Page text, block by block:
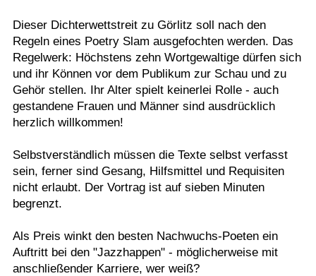
Dieser Dichterwettstreit zu Görlitz soll nach den
Regeln eines Poetry Slam ausgefochten werden. Das
Regelwerk: Höchstens zehn Wortgewaltige dürfen sich
und ihr Können vor dem Publikum zur Schau und zu
Gehör stellen. Ihr Alter spielt keinerlei Rolle - auch
gestandene Frauen und Männer sind ausdrücklich
herzlich willkommen!
Selbstverständlich müssen die Texte selbst verfasst
sein, ferner sind Gesang, Hilfsmittel und Requisiten
nicht erlaubt. Der Vortrag ist auf sieben Minuten
begrenzt.
Als Preis winkt den besten Nachwuchs-Poeten ein
Auftritt bei den "Jazzhappen" - möglicherweise mit
anschließender Karriere, wer weiß?